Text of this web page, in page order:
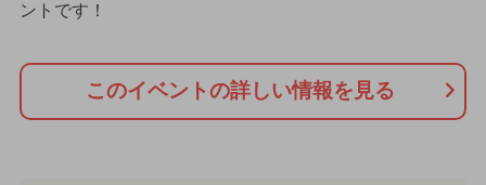
ントです！
このイベントの詳しい情報を見る